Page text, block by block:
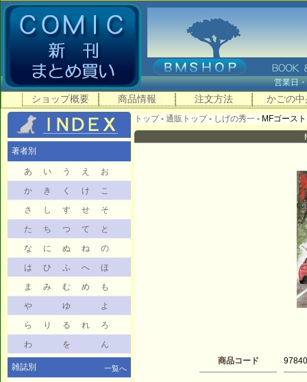
営業
ショップ概要 商品情報 注文方法 かごの中
著者別
あ い う え
お
か
き く け
こ
さ
し す せ
そ
た
ち つ て
と
な
に ぬ ね
の
は
ひ ふ へ
ほ
ま
み む め
も
や
ゆ
よ
ら
り る れ
ろ
わ
を ん
雑誌別 一覧へ
トップ- 通販トップ- しげの秀一 - MFゴース
商品コード